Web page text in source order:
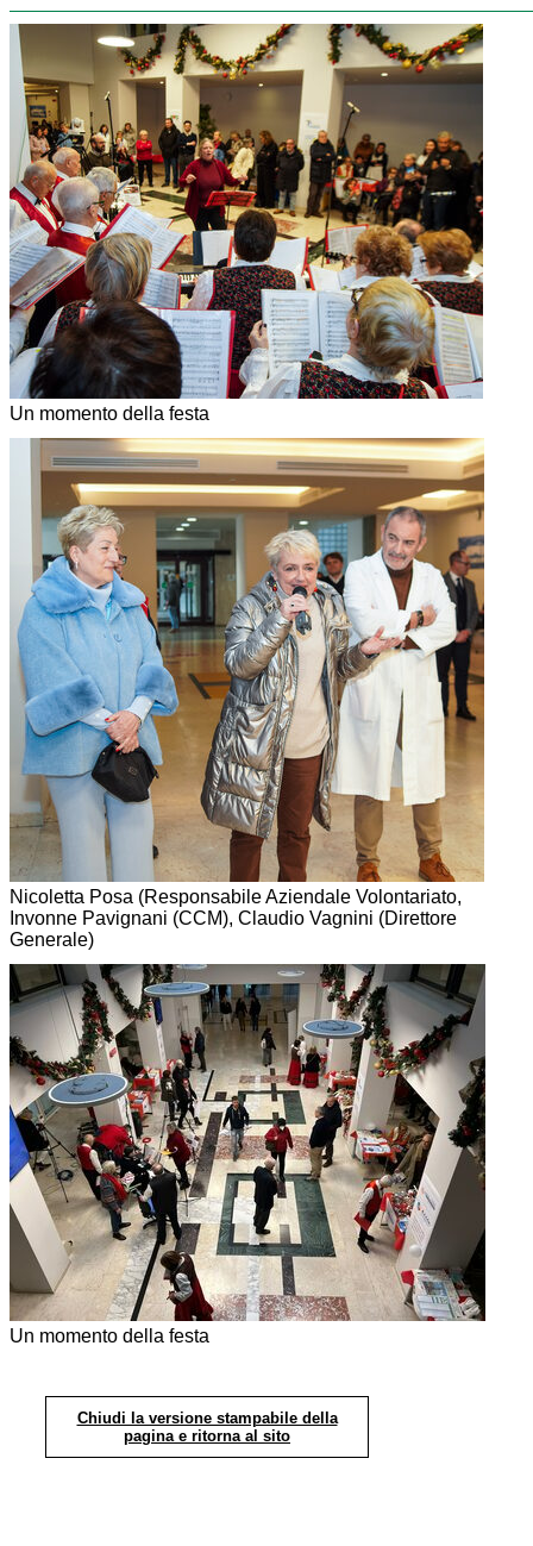
Un momento della festa
Nicoletta Posa (Responsabile Aziendale Volontariato,
Invonne Pavignani (CCM), Claudio Vagnini (Direttore
Generale)
Un momento della festa
Chiudi la versione stampabile della
pagina e ritorna al sito